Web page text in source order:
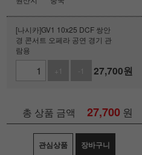
[나시카]GV1 10x25 DCF 쌍안
경 콘서트 오페라 공연 경기 관
람용
+1
-1 27,700원
총 상품 금액 27,700 원
관심상품 장바구니